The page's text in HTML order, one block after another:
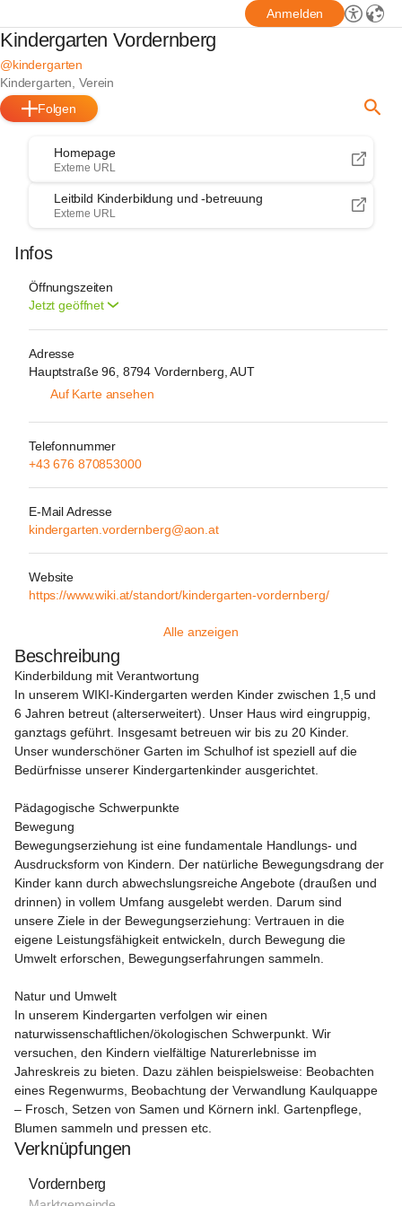
Anmelden
Kindergarten Vordernberg
@kindergarten
Kindergarten, Verein
Folgen
Homepage
Externe URL
Leitbild Kinderbildung und -betreuung
Externe URL
Infos
Öffnungszeiten
Jetzt geöffnet
Adresse
Hauptstraße 96, 8794 Vordernberg, AUT
Auf Karte ansehen
Telefonnummer
+43 676 870853000
E-Mail Adresse
kindergarten.vordernberg@aon.at
Website
https://www.wiki.at/standort/kindergarten-vordernberg/
Alle anzeigen
Beschreibung
Kinderbildung mit Verantwortung
In unserem WIKI-Kindergarten werden Kinder zwischen 1,5 und
6 Jahren betreut (alterserweitert). Unser Haus wird eingruppig,
ganztags geführt. Insgesamt betreuen wir bis zu 20 Kinder.
Unser wunderschöner Garten im Schulhof ist speziell auf die
Bedürfnisse unserer Kindergartenkinder ausgerichtet.
Pädagogische Schwerpunkte
Bewegung
Bewegungserziehung ist eine fundamentale Handlungs- und
Ausdrucksform von Kindern. Der natürliche Bewegungsdrang der
Kinder kann durch abwechslungsreiche Angebote (draußen und
drinnen) in vollem Umfang ausgelebt werden. Darum sind
unsere Ziele in der Bewegungserziehung: Vertrauen in die
eigene Leistungsfähigkeit entwickeln, durch Bewegung die
Umwelt erforschen, Bewegungserfahrungen sammeln.
Natur und Umwelt
In unserem Kindergarten verfolgen wir einen
naturwissenschaftlichen/ökologischen Schwerpunkt. Wir
versuchen, den Kindern vielfältige Naturerlebnisse im
Jahreskreis zu bieten. Dazu zählen beispielsweise: Beobachten
eines Regenwurms, Beobachtung der Verwandlung Kaulquappe
– Frosch, Setzen von Samen und Körnern inkl. Gartenpflege,
Blumen sammeln und pressen etc.
Verknüpfungen
Vordernberg